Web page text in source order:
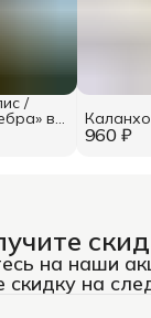
/
в
960 ₽
на наши
скидку на